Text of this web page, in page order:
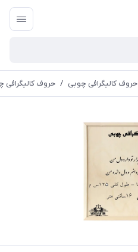
حروف کالیگرافی چوبی / حروف کالیگرافی